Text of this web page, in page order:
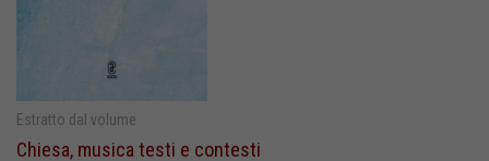
Estratto dal volume
Chiesa, musica testi e contesti